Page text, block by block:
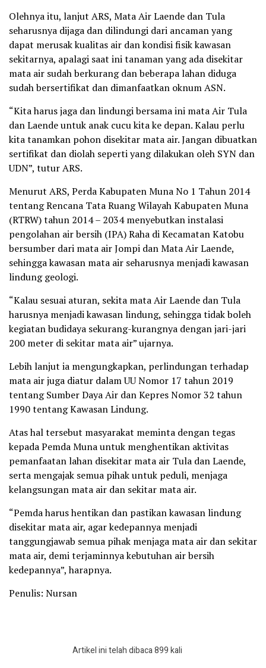
Olehnya itu, lanjut ARS, Mata Air Laende dan Tula
seharusnya dijaga dan dilindungi dari ancaman yang
dapat merusak kualitas air dan kondisi fisik kawasan
sekitarnya, apalagi saat ini tanaman yang ada disekitar
mata air sudah berkurang dan beberapa lahan diduga
sudah bersertifikat dan dimanfaatkan oknum ASN.
“Kita harus jaga dan lindungi bersama ini mata Air Tula
dan Laende untuk anak cucu kita ke depan. Kalau perlu
kita tanamkan pohon disekitar mata air. Jangan dibuatkan
sertifikat dan diolah seperti yang dilakukan oleh SYN dan
UDN”, tutur ARS.
Menurut ARS, Perda Kabupaten Muna No 1 Tahun 2014
tentang Rencana Tata Ruang Wilayah Kabupaten Muna
(RTRW) tahun 2014 – 2034 menyebutkan instalasi
pengolahan air bersih (IPA) Raha di Kecamatan Katobu
bersumber dari mata air Jompi dan Mata Air Laende,
sehingga kawasan mata air seharusnya menjadi kawasan
lindung geologi.
“Kalau sesuai aturan, sekita mata Air Laende dan Tula
harusnya menjadi kawasan lindung, sehingga tidak boleh
kegiatan budidaya sekurang-kurangnya dengan jari-jari
200 meter di sekitar mata air” ujarnya.
Lebih lanjut ia mengungkapkan, perlindungan terhadap
mata air juga diatur dalam UU Nomor 17 tahun 2019
tentang Sumber Daya Air dan Kepres Nomor 32 tahun
1990 tentang Kawasan Lindung.
Atas hal tersebut masyarakat meminta dengan tegas
kepada Pemda Muna untuk menghentikan aktivitas
pemanfaatan lahan disekitar mata air Tula dan Laende,
serta mengajak semua pihak untuk peduli, menjaga
kelangsungan mata air dan sekitar mata air.
“Pemda harus hentikan dan pastikan kawasan lindung
disekitar mata air, agar kedepannya menjadi
tanggungjawab semua pihak menjaga mata air dan sekitar
mata air, demi terjaminnya kebutuhan air bersih
kedepannya”, harapnya.
Penulis: Nursan
Artikel ini telah dibaca 899 kali